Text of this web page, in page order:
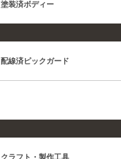
塗装済ボディー
配線済ピックガード
クラフト・製作工具